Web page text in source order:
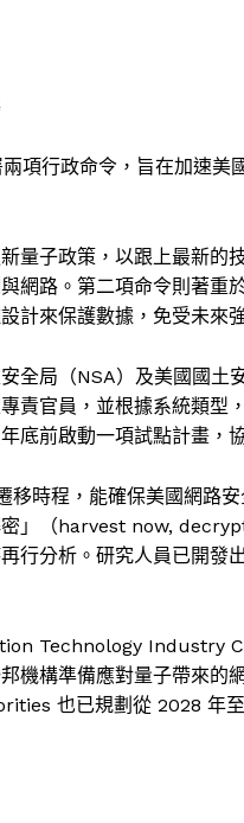
項行政命令，旨在加速
量子政策，以跟上最新的
網路。第二項命令則著
計來保護數據，免受未來
全局（NSA）及美國國土
責官員，並根據系統類
底前啟動一項試點計畫，
移時程，能確保美國網路
」（harvest now,
行分析。研究人員已開
Technology Industry
機構準備應對量子帶來的
也已規劃從 2028 年